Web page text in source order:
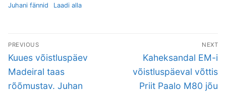
Juhani fännid
Laadi alla
Navigeerimine
PREVIOUS
Previous
post:
Kuues võistluspäev
Madeiral taas
rõõmustav. Juhan
NEXT
Next
post:
Kaheksandal EM-i
võistluspäeval võttis
Priit Paalo M80 jõu